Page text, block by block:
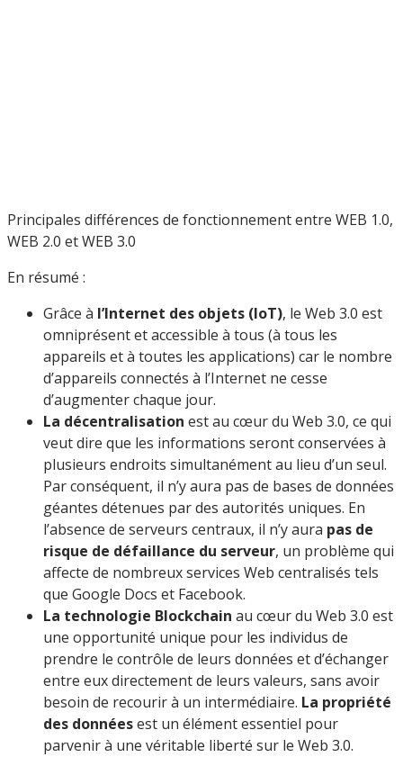
Principales différences de fonctionnement entre WEB 1.0,
WEB 2.0 et WEB 3.0
En résumé :
Grâce à l’Internet des objets (IoT), le Web 3.0 est
omniprésent et accessible à tous (à tous les
appareils et à toutes les applications) car le nombre
d’appareils connectés à l’Internet ne cesse
d’augmenter chaque jour.
La décentralisation est au cœur du Web 3.0, ce qui
veut dire que les informations seront conservées à
plusieurs endroits simultanément au lieu d’un seul.
Par conséquent, il n’y aura pas de bases de données
géantes détenues par des autorités uniques. En
l’absence de serveurs centraux, il n’y aura pas de
risque de défaillance du serveur, un problème qui
affecte de nombreux services Web centralisés tels
que Google Docs et Facebook.
La technologie Blockchain au cœur du Web 3.0 est
une opportunité unique pour les individus de
prendre le contrôle de leurs données et d’échanger
entre eux directement de leurs valeurs, sans avoir
besoin de recourir à un intermédiaire. La propriété
des donnéesest un élément essentiel pour
parvenir à une véritable liberté sur le Web 3.0.